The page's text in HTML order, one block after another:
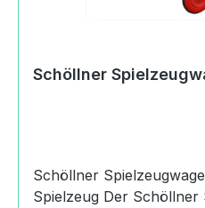
Schöllner
Schöllner Spielzeugwagen Lore
Spielzeug Der Schöllner Spielzeugwagen Lore